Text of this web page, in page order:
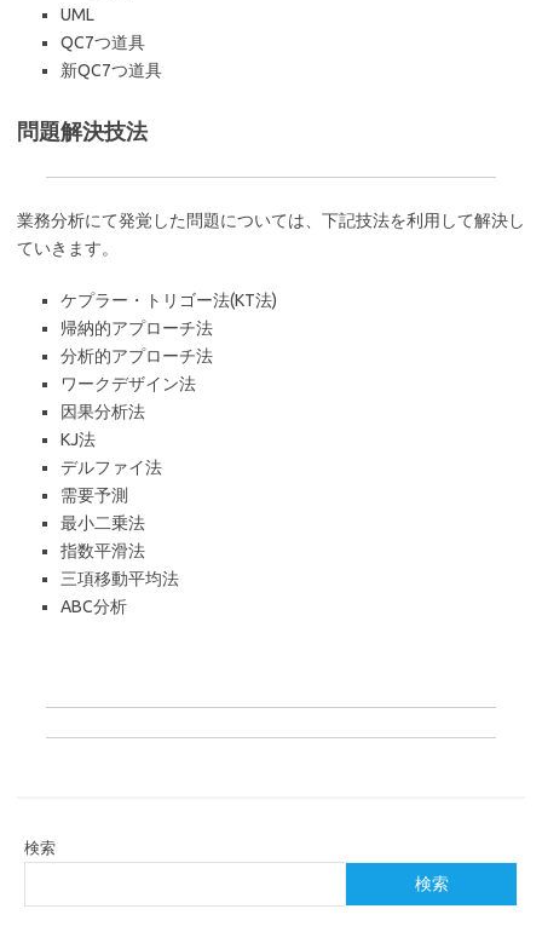
UML
QC7つ道具
新QC7つ道具
問題解決技法
業務分析にて発覚した問題については、下記技法を利用して解決し
ていきます。
ケプラー・トリゴー法(KT法)
帰納的アプローチ法
分析的アプローチ法
ワークデザイン法
因果分析法
KJ法
デルファイ法
需要予測
最小二乗法
指数平滑法
三項移動平均法
ABC分析
検索
検索